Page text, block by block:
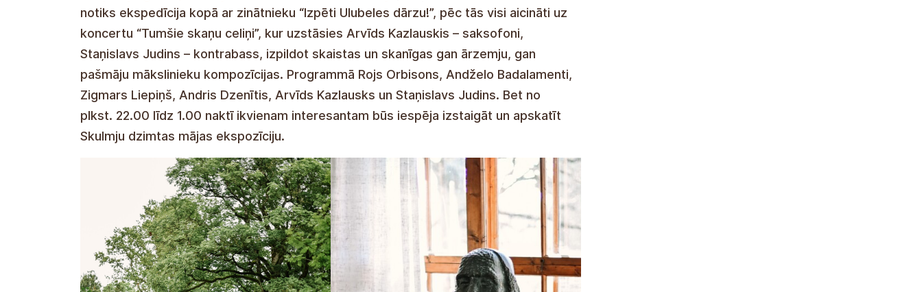
notiks ekspedīcija kopā ar zinātnieku “Izpēti Ulubeles dārzu!”, pēc tās visi aicināti uz
koncertu “Tumšie skaņu celiņi”, kur uzstāsies Arvīds Kazlauskis – saksofoni,
Staņislavs Judins – kontrabass, izpildot skaistas un skanīgas gan ārzemju, gan
pašmāju mākslinieku kompozīcijas. Programmā Rojs Orbisons, Andželo Badalamenti,
Zigmars Liepiņš, Andris Dzenītis, Arvīds Kazlausks un Staņislavs Judins. Bet no
plkst. 22.00 līdz 1.00 naktī ikvienam interesantam būs iespēja izstaigāt un apskatīt
Skulmju dzimtas mājas ekspozīciju.